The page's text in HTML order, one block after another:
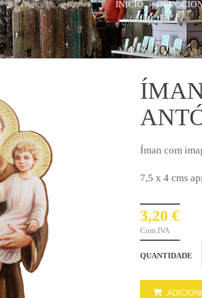
INÍCIO
Íman com
7,5 x 4 cms
3,20 €
Com IVA
QUANTIDADE